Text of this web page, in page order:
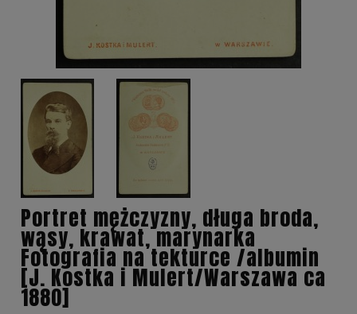
Portret mężczyzny, długa broda,
wąsy, krawat, marynarka
Fotografia na tekturce /albumin
[J. Kostka i Mulert/Warszawa ca
1880]